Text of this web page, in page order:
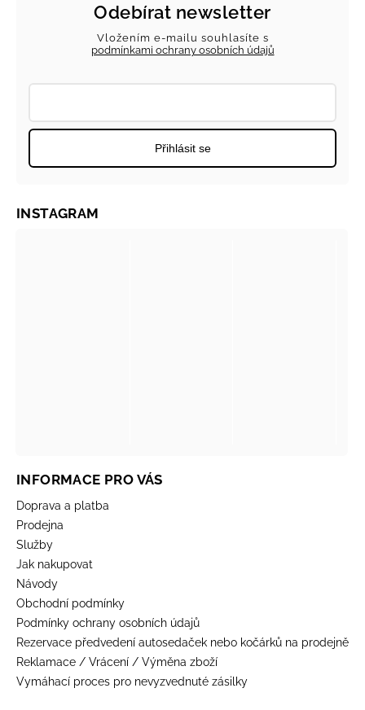
Odebírat newsletter
Vložením e-mailu souhlasíte s
podmínkami ochrany osobních údajů
Přihlásit se
INFORMACE PRO VÁS
Doprava a platba
Prodejna
Služby
Jak nakupovat
Návody
Obchodní podmínky
Podmínky ochrany osobních údajů
Rezervace předvedení autosedaček nebo kočárků na prodejně
Reklamace / Vrácení / Výměna zboží
Vymáhací proces pro nevyzvednuté zásilky
INSTAGRAM